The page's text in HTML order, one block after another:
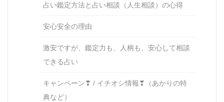
占い鑑定方法と占い相談（人生相談）の心得
安心安全の理由
激安ですが、鑑定力も、人柄も、安心して相談
できる占い
キャンペーン❣ / イチオシ情報❣（あかりの特
典など）